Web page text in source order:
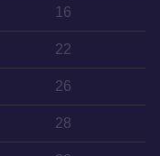
16
22
26
28